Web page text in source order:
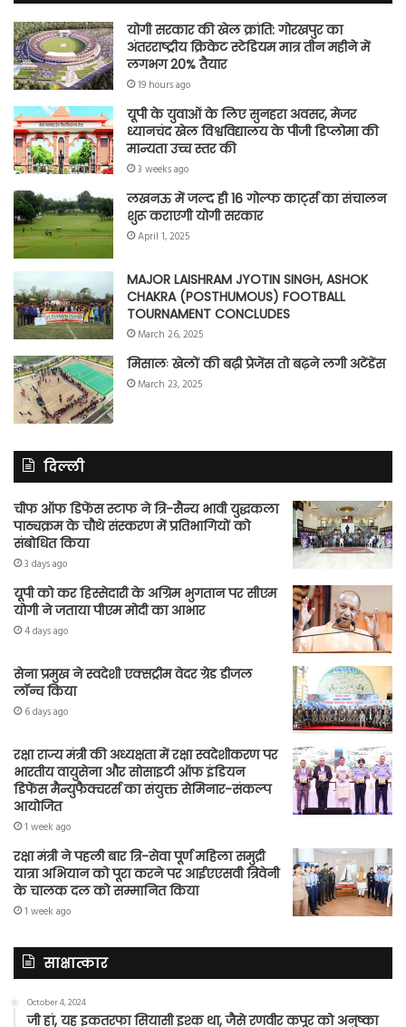
योगी सरकार की खेल क्रांति: गोरखपुर का
अंतरराष्ट्रीय क्रिकेट स्टेडियम मात्र तीन महीने में
लगभग 20% तैयार
19 hours ago
यूपी के युवाओं के लिए सुनहरा अवसर, मेजर
ध्यानचंद खेल विश्वविद्यालय के पीजी डिप्लोमा की
मान्यता उच्च स्तर की
3 weeks ago
लखनऊ में जल्द ही 16 गोल्फ कार्ट्स का संचालन
शुरू कराएगी योगी सरकार
April 1, 2025
MAJOR LAISHRAM JYOTIN SINGH, ASHOK
CHAKRA (POSTHUMOUS) FOOTBALL
TOURNAMENT CONCLUDES
March 26, 2025
मिसालः खेलों की बढ़ी प्रेजेंस तो बढ़ने लगी अटेंडेंस
March 23, 2025
दिल्ली
चीफ ऑफ डिफेंस स्टाफ ने त्रि-सैन्य भावी युद्धकला
पाठ्यक्रम के चौथे संस्करण में प्रतिभागियों को
संबोधित किया
3 days ago
यूपी को कर हिस्सेदारी के अग्रिम भुगतान पर सीएम
योगी ने जताया पीएम मोदी का आभार
4 days ago
सेना प्रमुख ने स्वदेशी एक्सट्रीम वेदर ग्रेड डीजल
लॉन्च किया
6 days ago
रक्षा राज्य मंत्री की अध्यक्षता में रक्षा स्वदेशीकरण पर
भारतीय वायुसेना और सोसाइटी ऑफ इंडियन
डिफेंस मैन्युफैक्चरर्स का संयुक्त सेमिनार-संकल्प
आयोजित
1 week ago
रक्षा मंत्री ने पहली बार त्रि-सेवा पूर्ण महिला समुद्री
यात्रा अभियान को पूरा करने पर आईएएसवी त्रिवेनी
के चालक दल को सम्मानित किया
1 week ago
साक्षात्कार
October 4, 2024
जी हां, यह इकतरफा सियासी इश्क था, जैसे रणवीर कपूर को अनुष्का